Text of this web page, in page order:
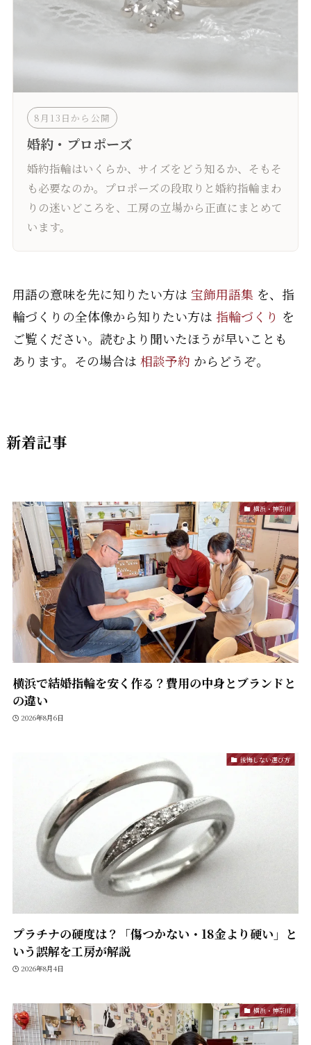
8月13日から公開
婚約・プロポーズ
婚約指輪はいくらか、サイズをどう知るか、そもそ
も必要なのか。プロポーズの段取りと婚約指輪まわ
りの迷いどころを、工房の立場から正直にまとめて
います。
用語の意味を先に知りたい方は 宝飾用語集 を、指
輪づくりの全体像から知りたい方は 指輪づくり を
ご覧ください。読むより聞いたほうが早いことも
あります。その場合は 相談予約 からどうぞ。
新着記事
横浜・神奈川
横浜で結婚指輪を安く作る？費用の中身とブランドと
の違い
2026年8月6日
後悔しない選び方
プラチナの硬度は？「傷つかない・18金より硬い」と
いう誤解を工房が解説
2026年8月4日
横浜・神奈川